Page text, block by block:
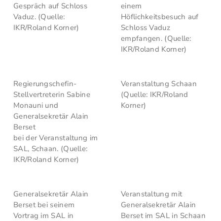
Gespräch auf Schloss
Vaduz. (Quelle:
IKR/Roland Korner)
einem
Höflichkeitsbesuch auf
Schloss Vaduz
empfangen. (Quelle:
IKR/Roland Korner)
Regierungschefin-
Stellvertreterin Sabine
Monauni und
Generalsekretär Alain
Berset
bei der Veranstaltung im
SAL, Schaan. (Quelle:
IKR/Roland Korner)
Veranstaltung Schaan
(Quelle: IKR/Roland
Korner)
Generalsekretär Alain
Berset bei seinem
Vortrag im SAL in
Veranstaltung mit
Generalsekretär Alain
Berset im SAL in Schaan